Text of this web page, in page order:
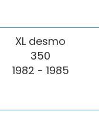
XL desmo
350
1982 - 1985